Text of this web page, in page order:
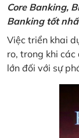
Core Banking,
Banking tốt
Việc triển khai
ro, trong khi
lớn đối với sự